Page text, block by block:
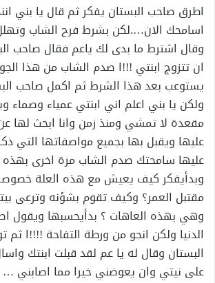
اطرق صاحب البستان يفكر ثم قال يا بني
اسامحك الان….لكن بشرط فرح الشاب
وقال اشترط ما بدى لك ياعم فقال صاحب
ان تتزوج ابنتي !!!ا صدم الشاب من هذا
يستوعب بعد هذا الشرط ثم اكمل صاحب
ولكن يا بني اعلم اني ابنتي عمياء وصماء
مقعدة لا تمشي ومنذ زمن وانا ابحث لها
عليها ويقبل بها بجميع مواصفاتها التي
عليها سامحتك صدم الشاب مرة اخرى بهذه
وبدأيفكر كيف يعيش مع هذه العلة
مقتبل العمر؟ وكيف تقوم بشؤنه وترعى
وهي بهذه العاهات ؟ بدأيحسبها ويقول
الدنيا ولكن انجو من ورطة التفاحة !!!!ا
البستان وقال له يا عم لقد قبلت ابنتك
على نيتي وان يعوضني خيرا مما اصابني …